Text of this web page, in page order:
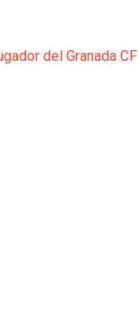
del Granada CF